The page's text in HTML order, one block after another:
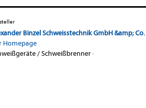
Binzel Schweisstechnik GmbH &amp; Co.
Homepage
/ Schweißbrenner·